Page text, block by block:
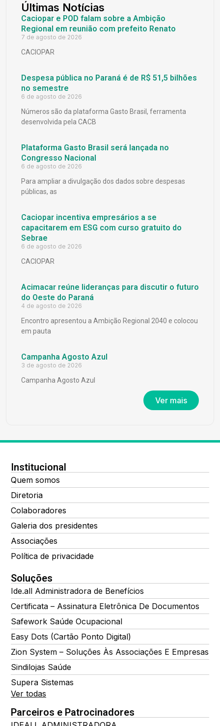
Últimas Notícias
Caciopar e POD falam sobre a Ambição
Regional em reunião com prefeito Renato
7 de agosto de 2026
CACIOPAR
Despesa pública no Paraná é de R$ 51,5 bilhões
no semestre
6 de agosto de 2026
Números são da plataforma Gasto Brasil, ferramenta
desenvolvida pela CACB
Plataforma Gasto Brasil será lançada no
Congresso Nacional
6 de agosto de 2026
Para ampliar a divulgação dos dados sobre despesas
públicas, as
Caciopar incentiva empresários a se
capacitarem em ESG com curso gratuito do
Sebrae
6 de agosto de 2026
CACIOPAR
Acimacar reúne lideranças para discutir o futuro
do Oeste do Paraná
4 de agosto de 2026
Encontro apresentou a Ambição Regional 2040 e colocou
em pauta
Campanha Agosto Azul
3 de agosto de 2026
Campanha Agosto Azul
Ver mais
Institucional
Quem somos
Diretoria
Colaboradores
Galeria dos presidentes
Associações
Política de privacidade
Soluções
Ide.all Administradora de Benefícios
Certificata – Assinatura Eletrônica De Documentos
Safework Saúde Ocupacional
Easy Dots (Cartão Ponto Digital)
Zion System – Soluções Às Associações E Empresas
Sindilojas Saúde
Supera Sistemas
Ver todas
Parceiros e Patrocinadores